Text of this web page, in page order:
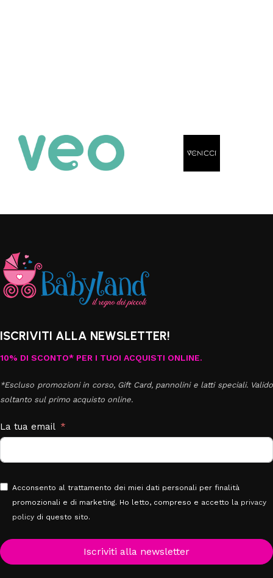
ISCRIVITI ALLA NEWSLETTER!
10% DI SCONTO* PER I TUOI ACQUISTI ONLINE.
*Escluso promozioni in corso, Gift Card, pannolini e latti speciali. Valido
soltanto sul primo acquisto online.
La tua email
Acconsento al trattamento dei miei dati personali per finalità
promozionali e di marketing. Ho letto, compreso e accetto la privacy
policy di questo sito.
Iscriviti alla newsletter